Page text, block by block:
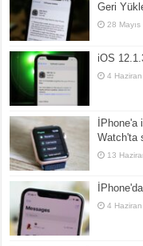
Geri
28
iOS
4
Watch'ta
13
4